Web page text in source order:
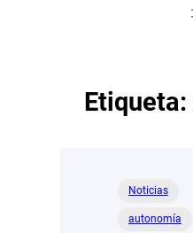
Etiqueta:
Noticias
autonomía